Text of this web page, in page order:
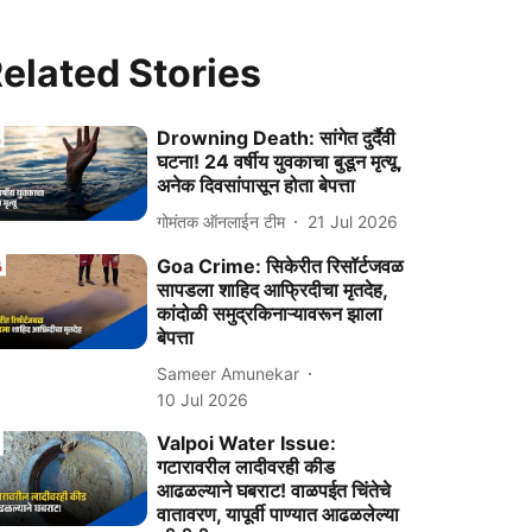
Stories
Drowning Death: सांगेत दुर्दैवी
घटना! 24 वर्षीय युवकाचा बुडून मृत्यू,
अनेक दिवसांपासून होता बेपत्ता
गोमंतक ऑनलाईन टीम 21 Jul 2026
Goa Crime: सिकेरीत रिसॉर्टजवळ
सापडला शाहिद आफ्रिदीचा मृतदेह,
कांदोळी समुद्रकिनाऱ्यावरून झाला
बेपत्ता
Sameer Amunekar
10 Jul 2026
Valpoi Water Issue:
गटारावरील लादीवरही कीड
आढळल्याने घबराट! वाळपईत चिंतेचे
वातावरण, यापूर्वी पाण्यात आढळलेल्या